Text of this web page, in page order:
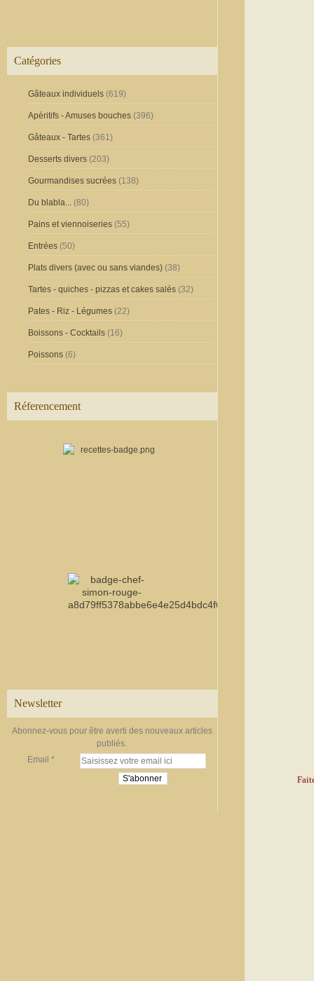
Catégories
Gâteaux individuels (619)
Apéritifs - Amuses bouches (396)
Gâteaux - Tartes (361)
Desserts divers (203)
Gourmandises sucrées (138)
Du blabla... (80)
Pains et viennoiseries (55)
Entrées (50)
Plats divers (avec ou sans viandes) (38)
Tartes - quiches - pizzas et cakes salés (32)
Pates - Riz - Légumes (22)
Boissons - Cocktails (16)
Poissons (6)
Réferencement
Newsletter
Abonnez-vous pour être averti des nouveaux articles
publiés.
Email